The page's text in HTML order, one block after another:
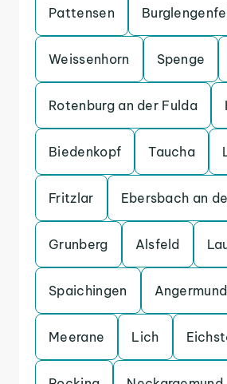
Pattensen
Weissenhorn Spenge
Rotenburg an der Fulda
Biedenkopf Taucha
Fritzlar Ebersbach an
Grunberg Alsfeld
Spaichingen
Meerane Lich